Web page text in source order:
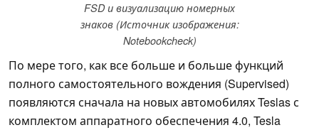
FSD и визуализацию номерных
знаков (Источник изображения:
Notebookcheck)
По мере того, как все больше и больше функций
полного самостоятельного вождения (Supervised)
появляются сначала на новых автомобилях Teslas с
комплектом аппаратного обеспечения 4.0, Tesla